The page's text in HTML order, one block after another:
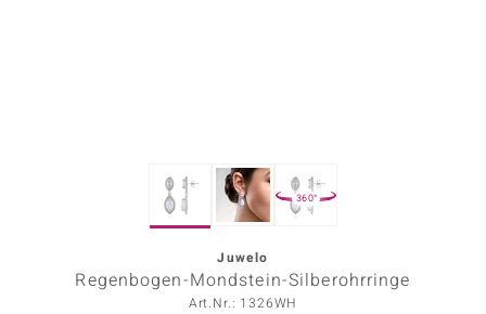
360°
Juwelo
Regenbogen-Mondstein-Silberohrringe
Art.Nr.: 1326WH